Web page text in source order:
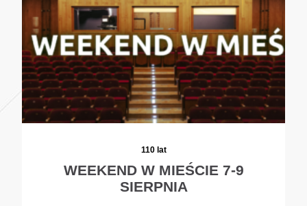
110 lat
WEEKEND W MIEŚCIE 7-9
SIERPNIA